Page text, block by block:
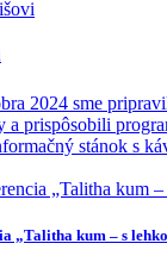
2024 sme
a prispôsobili
stánok s
„Talitha kum – s